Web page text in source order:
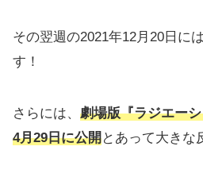
その翌週の2021年12月20日には
す！
さらには、 劇場版『ラジエー
4月29日に公開とあって大きな